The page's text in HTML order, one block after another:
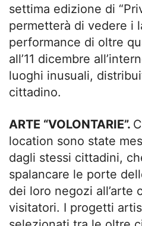
settima edizione di
permetterà di vedere i
performance di oltre
all’11 dicembre
luoghi inusuali,
cittadino.
ARTE “VOLONTARIE”.
location sono state
dagli stessi cittadini,
spalancare le porte
dei loro negozi all’arte
visitatori. I progetti